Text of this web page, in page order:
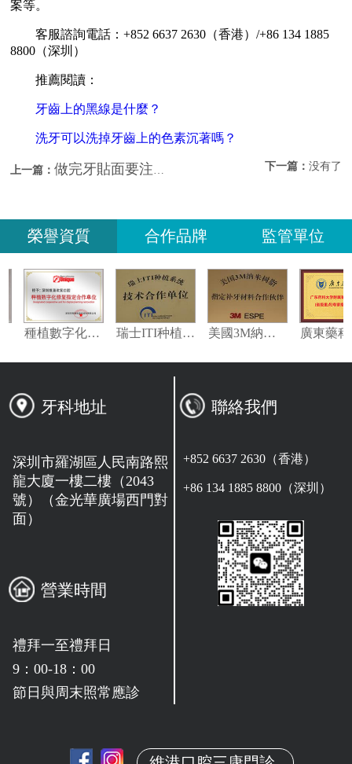
案等。
客服諮詢電話：+852 6637 2630（香港）/+86 134 1885
8800（深圳）
推薦閱讀：
牙齒上的黑線是什麼？
洗牙可以洗掉牙齒上的色素沉著嗎？
上一篇：做完牙貼面要注意什麼？深圳做牙貼面邊間好？ 下一篇： 没有了
榮譽資質 合作品牌 監管單位
牙科地址
深圳市羅湖區人民南路熙
龍大廈一樓二樓（2043
號）（金光華廣場西門對
面）
營業時間
禮拜一至禮拜日
9：00-18：00
節日與周末照常應診
聯絡我們
+852 6637 2630（香港）
+86 134 1885 8800（深圳）